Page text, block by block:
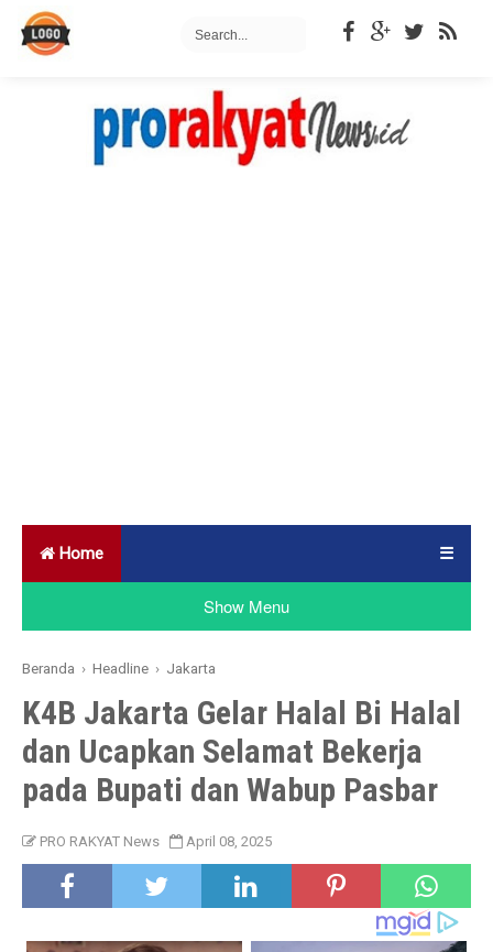
Home ☰
Show Menu
Beranda ›Headline › Jakarta
K4B Jakarta Gelar Halal Bi Halal
dan Ucapkan Selamat Bekerja
pada Bupati dan Wabup Pasbar
PRO RAKYAT News April 08, 2025